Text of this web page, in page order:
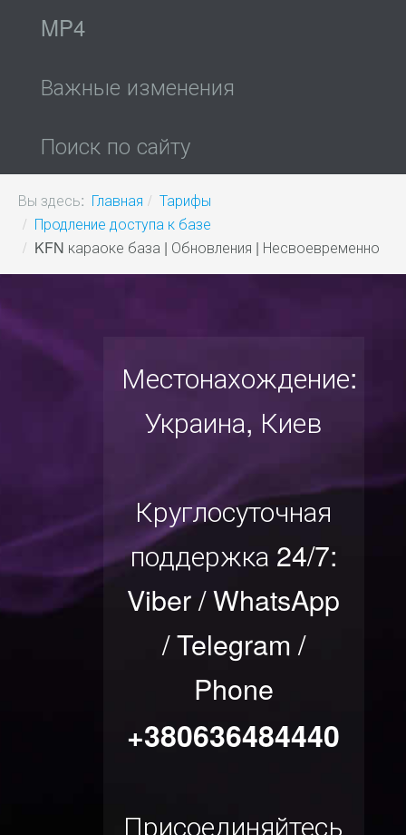
MP4
Важные изменения
Поиск по сайту
Вы здесь: Главная
Тарифы
Продление доступа к базе
KFN караоке база | Обновления | Несвоевременно
Местонахождение:
Украина, Киев
Круглосуточная
поддержка 24/7:
Viber / WhatsApp
/ Telegram /
Phone
+380636484440
Присоединяйтесь